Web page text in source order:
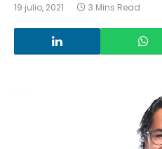
19 julio, 2021 3 Mins Read